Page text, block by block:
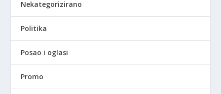
Nekategorizirano
Politika
Posao i oglasi
Promo